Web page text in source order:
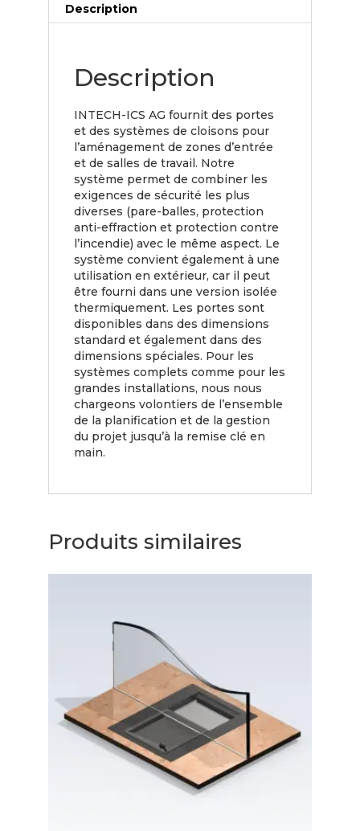
Description
Description
INTECH-ICS AG fournit des portes
et des systèmes de cloisons pour
l’aménagement de zones d’entrée
et de salles de travail. Notre
système permet de combiner les
exigences de sécurité les plus
diverses (pare-balles, protection
anti-effraction et protection contre
l’incendie) avec le même aspect. Le
système convient également à une
utilisation en extérieur, car il peut
être fourni dans une version isolée
thermiquement. Les portes sont
disponibles dans des dimensions
standard et également dans des
dimensions spéciales. Pour les
systèmes complets comme pour les
grandes installations, nous nous
chargeons volontiers de l’ensemble
de la planification et de la gestion
du projet jusqu’à la remise clé en
main.
Produits similaires